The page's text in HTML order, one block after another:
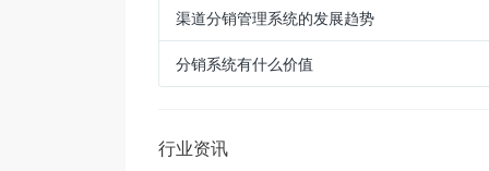
渠道分销管理系统的发展趋势
分销系统有什么价值
行业资讯